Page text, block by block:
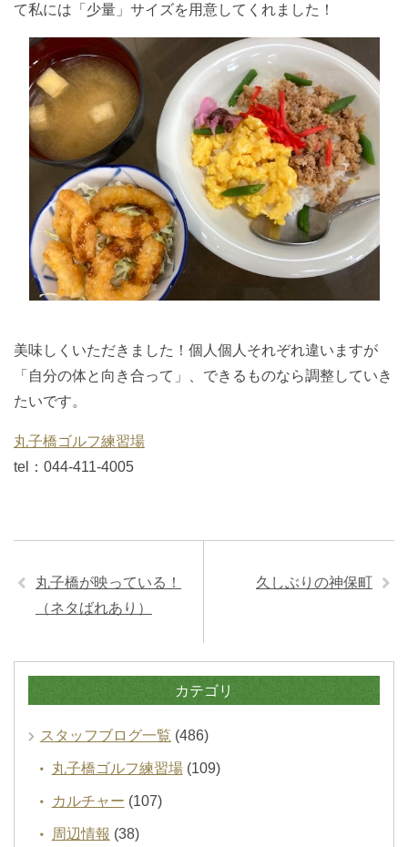
て私には「少量」サイズを用意してくれました！
美味しくいただきました！個人個人それぞれ違いますが
「自分の体と向き合って」、できるものなら調整していき
たいです。
丸子橋ゴルフ練習場
tel：044-411-4005
丸子橋が映っている！
（ネタばれあり）
久しぶりの神保町
カテゴリ
スタッフブログ一覧 (486)
丸子橋ゴルフ練習場(109)
カルチャー (107)
周辺情報 (38)